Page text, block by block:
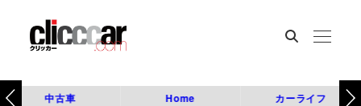
中古車 Home カーライフ